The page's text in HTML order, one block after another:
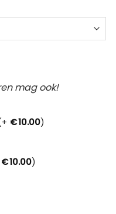
mag ook!
€10.00)
€10.00)